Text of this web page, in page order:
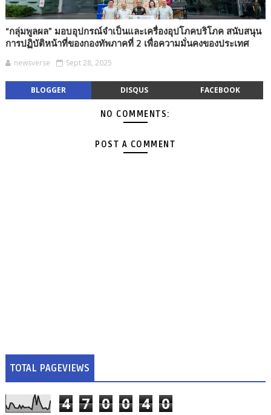
“กลุ่มพูลผล” มอบอุปกรณ์จำเป็นและเครื่องอุปโภคบริโภค สนับสนุน
การปฏิบัติหน้าที่ของกองทัพภาคที่ 2 เพื่อความมั่นคงของประเทศ
newsverse Sept 28, 2025
BLOGGER DISQUS FACEBOOK
NO COMMENTS:
POST A COMMENT
TOTAL PAGEVIEWS
4 7 0 0 4 0